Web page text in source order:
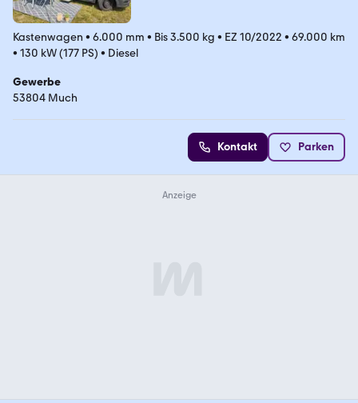
Kastenwagen • 6.000 mm • Bis 3.500 kg • EZ 10/2022 • 69.000 km
• 130 kW (177 PS) • Diesel
Gewerbe
53804 Much
Kontakt Parken